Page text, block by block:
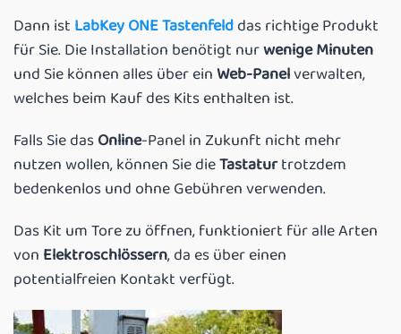
Dann ist LabKey ONE Tastenfelddas richtige Produkt
für Sie. Die Installation benötigt nurwenige Minuten
und Sie können alles über einWeb-Panelverwalten,
welches beim Kauf des Kits enthalten ist.
Falls Sie dasOnline-Panel in Zukunft nicht mehr
nutzen wollen, können Sie dieTastaturtrotzdem
bedenkenlos und ohne Gebühren verwenden.
Das Kit um Tore zu öffnen, funktioniert für alle Arten
von Elektroschlössern, da es über einen
potentialfreien Kontakt verfügt.